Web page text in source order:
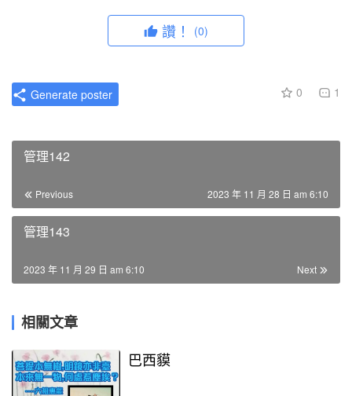
l
c
e
讚！ (0)
0 1
Generate poster
管理142
Previous 2023 年 11 月 28 日 am 6:10
管理143
Next
2023 年 11 月 29 日 am 6:10
相關文章
巴西貘